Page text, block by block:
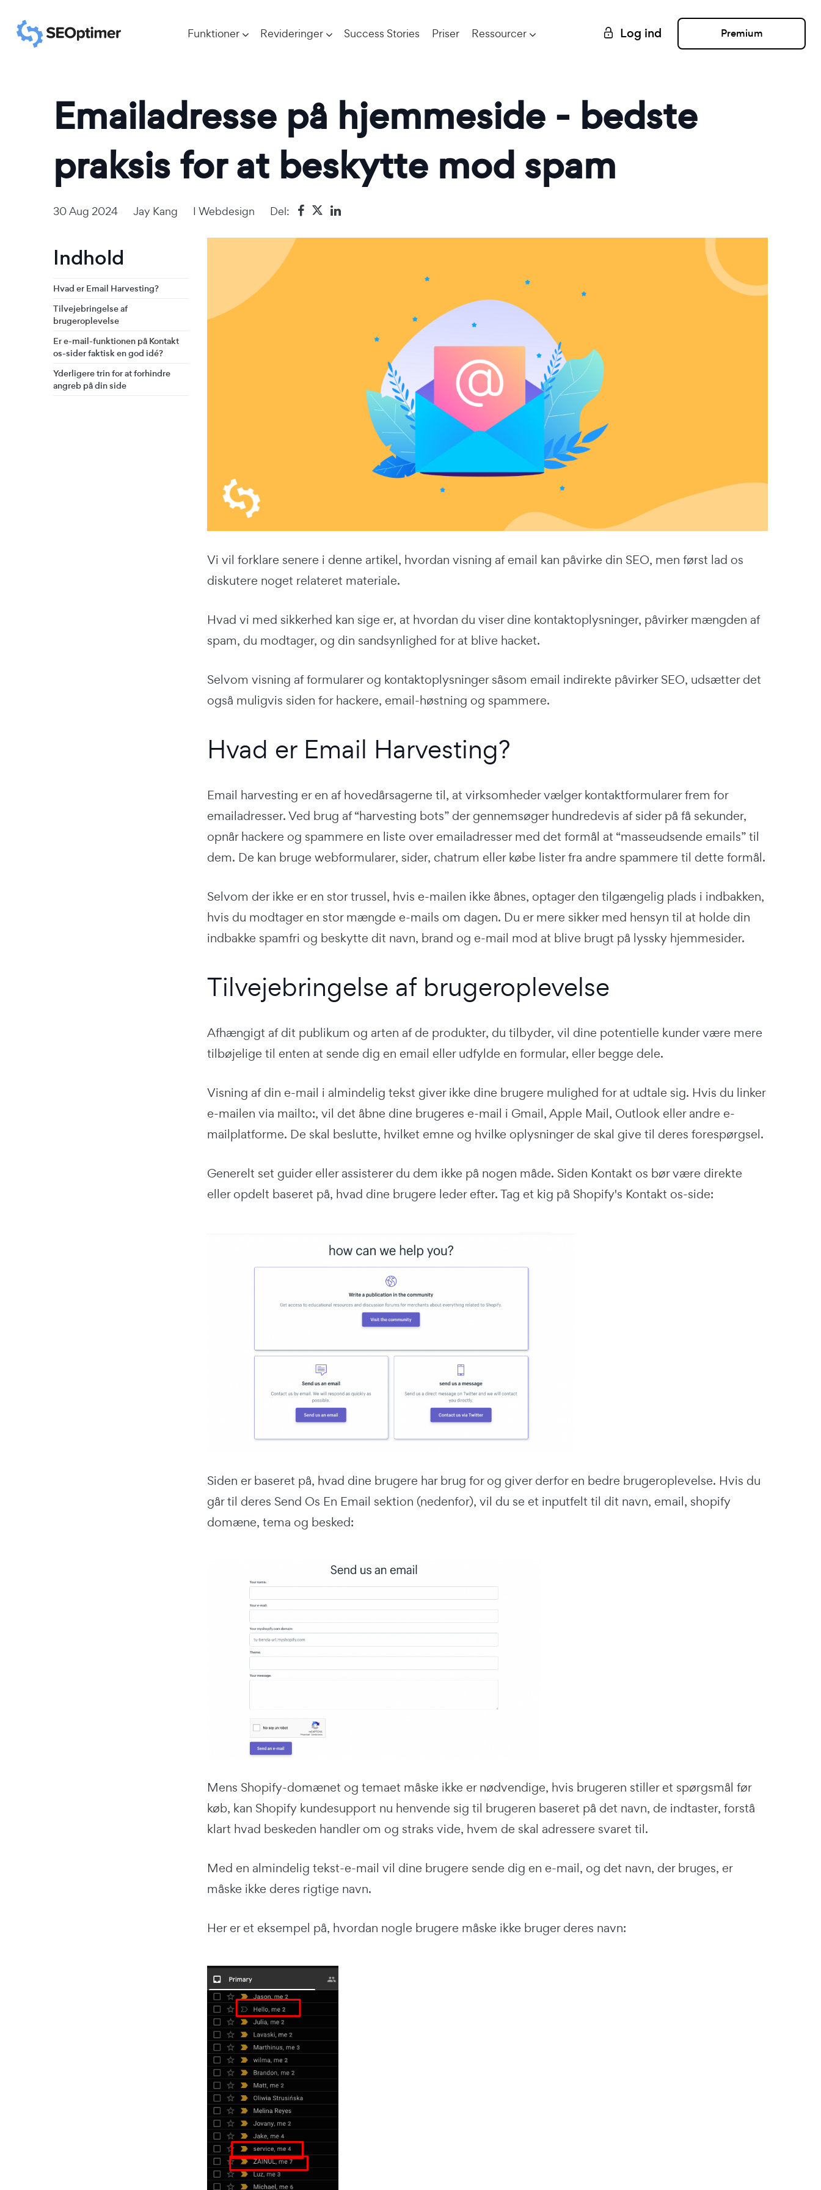
Funktioner Revideringer Success Stories Priser Ressourcer Log ind Premium
Emailadresse på hjemmeside - bedste
praksis for at beskytte mod spam
30 Aug 2024 Jay Kang I Webdesign Del:
Indhold
Hvad er Email Harvesting?
Tilvejebringelse af
brugeroplevelse
Er e-mail-funktionen på Kontakt
os-sider faktisk en god idé?
Yderligere trin for at forhindre
angreb på din side
Vi vil forklare senere i denne artikel, hvordan visning af email kan påvirke din SEO, men først lad os
diskutere noget relateret materiale.
Hvad vi med sikkerhed kan sige er, at hvordan du viser dine kontaktoplysninger, påvirker mængden af
spam, du modtager, og din sandsynlighed for at blive hacket.
Selvom visning af formularer og kontaktoplysninger såsom email indirekte påvirker SEO, udsætter det
også muligvis siden for hackere, email-høstning og spammere.
Hvad er Email Harvesting?
Email harvesting er en af hovedårsagerne til, at virksomheder vælger kontaktformularer frem for
emailadresser. Ved brug af “harvesting bots” der gennemsøger hundredevis af sider på få sekunder,
opnår hackere og spammere en liste over emailadresser med det formål at “masseudsende emails” til
dem. De kan bruge webformularer, sider, chatrum eller købe lister fra andre spammere til dette formål.
Selvom der ikke er en stor trussel, hvis e-mailen ikke åbnes, optager den tilgængelig plads i indbakken,
hvis du modtager en stor mængde e-mails om dagen. Du er mere sikker med hensyn til at holde din
indbakke spamfri og beskytte dit navn, brand og e-mail mod at blive brugt på lyssky hjemmesider.
Tilvejebringelse af brugeroplevelse
Afhængigt af dit publikum og arten af de produkter, du tilbyder, vil dine potentielle kunder være mere
tilbøjelige til enten at sende dig en email eller udfylde en formular, eller begge dele.
Visning af din e-mail i almindelig tekst giver ikke dine brugere mulighed for at udtale sig. Hvis du linker
e-mailen via mailto:, vil det åbne dine brugeres e-mail i Gmail, Apple Mail, Outlook eller andre e-
mailplatforme. De skal beslutte, hvilket emne og hvilke oplysninger de skal give til deres forespørgsel.
Generelt set guider eller assisterer du dem ikke på nogen måde. Siden Kontakt os bør være direkte
eller opdelt baseret på, hvad dine brugere leder efter. Tag et kig på Shopify's Kontakt os-side:
Siden er baseret på, hvad dine brugere har brug for og giver derfor en bedre brugeroplevelse. Hvis du
går til deres Send Os En Email sektion (nedenfor), vil du se et inputfelt til dit navn, email, shopify
domæne, tema og besked:
Mens Shopify-domænet og temaet måske ikke er nødvendige, hvis brugeren stiller et spørgsmål før
køb, kan Shopify kundesupport nu henvende sig til brugeren baseret på det navn, de indtaster, forstå
klart hvad beskeden handler om og straks vide, hvem de skal adressere svaret til.
Med en almindelig tekst-e-mail vil dine brugere sende dig en e-mail, og det navn, der bruges, er
måske ikke deres rigtige navn.
Her er et eksempel på, hvordan nogle brugere måske ikke bruger deres navn: